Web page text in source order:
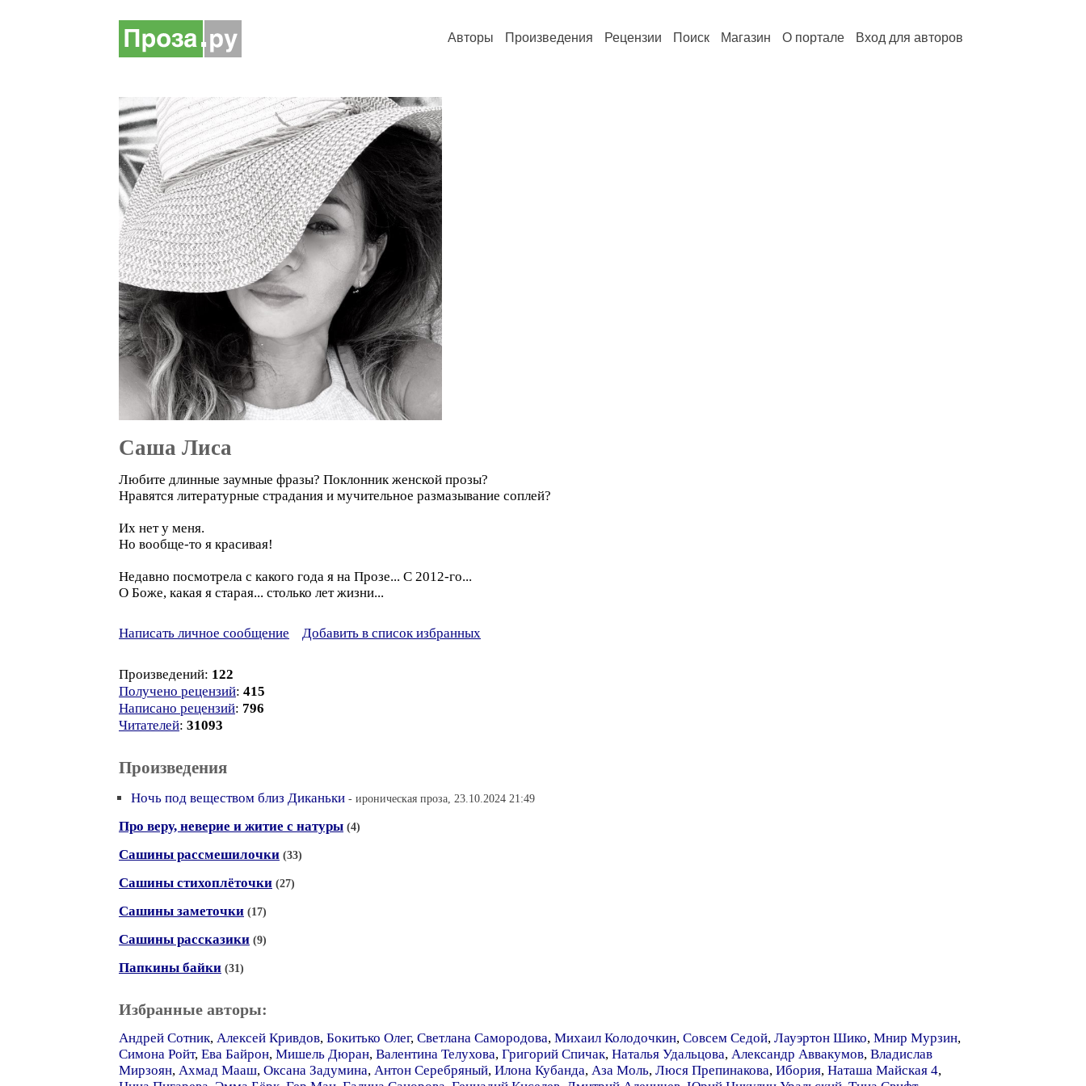
Авторы Произведения Рецензии Поиск Магазин О портале Вход для авторов
Саша Лиса
Любите длинные заумные фразы? Поклонник женской прозы?
Нравятся литературные страдания и мучительное размазывание соплей?
Их нет у меня.
Но вообще-то я красивая!
Недавно посмотрела с какого года я на Прозе... С 2012-го...
О Боже, какая я старая... столько лет жизни...
Написать личное сообщение Добавить в список избранных
Произведений: 122
Получено рецензий: 415
Написано рецензий: 796
Читателей: 31093
Произведения
Ночь под веществом близ Диканьки - ироническая проза, 23.10.2024 21:49
Про веру, неверие и житие с натуры (4)
Сашины рассмешилочки (33)
Сашины стихоплёточки (27)
Сашины заметочки (17)
Сашины рассказики (9)
Папкины байки (31)
Избранные авторы:
Андрей Сотник, Алексей Кривдов, Бокитько Олег, Светлана Самородова, Михаил Колодочкин, Совсем Седой, Лауэртон Шико, Мнир Мурзин,
Симона Ройт, Ева Байрон, Мишель Дюран, Валентина Телухова, Григорий Спичак, Наталья Удальцова, Александр Аввакумов, Владислав
Мирзоян, Ахмад Мааш, Оксана Задумина, Антон Серебряный, Илона Кубанда, Аза Моль, Люся Препинакова, Ибория, Наташа Майская 4,